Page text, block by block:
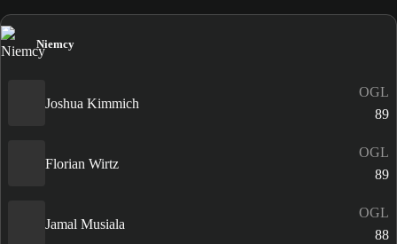
Niemcy
Joshua Kimmich
OGL
89
Florian Wirtz
OGL
89
Jamal Musiala
OGL
88